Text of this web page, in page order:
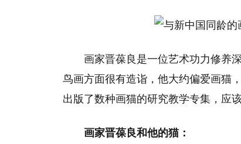
画家晋葆良是一位艺术功力修养
鸟画方面很有造诣，他大约偏爱画猫
出版了数种画猫的研究教学专集，应
画家晋葆良和他的猫：